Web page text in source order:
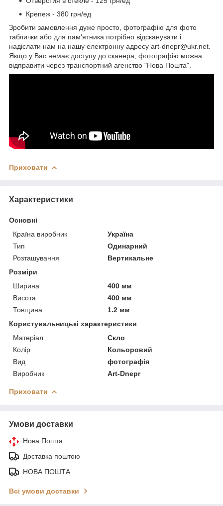
Крепеж - 380 грн/ед
Зробити замовлення дуже просто, фотографію для фото
таблички або для пам'ятника потрібно відсканувати і
надіслати нам на нашу електронну адресу art-dnepr@ukr.net.
Якщо у Вас немає доступу до сканера, фотографію можна
відправити через транспортний агенство "Нова Пошта".
Приховати
Характеристики
Основні
Країна виробник
Україна
Тип
Одинарний
Розташування
Вертикальне
Розміри
Ширина
400 мм
Висота
400 мм
Товщина
1.2 мм
Користувальницькі характеристики
Матеріал
Скло
Колір
Кольоровий
Вид
фотографія
Виробник
Art-Dnepr
Приховати
Умови доставки
Нова Пошта
Доставка поштою
НОВА ПОШТА
Всі умови доставки